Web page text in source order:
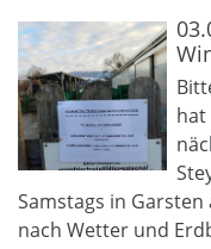
hat
Samstags in
nach Wetter und